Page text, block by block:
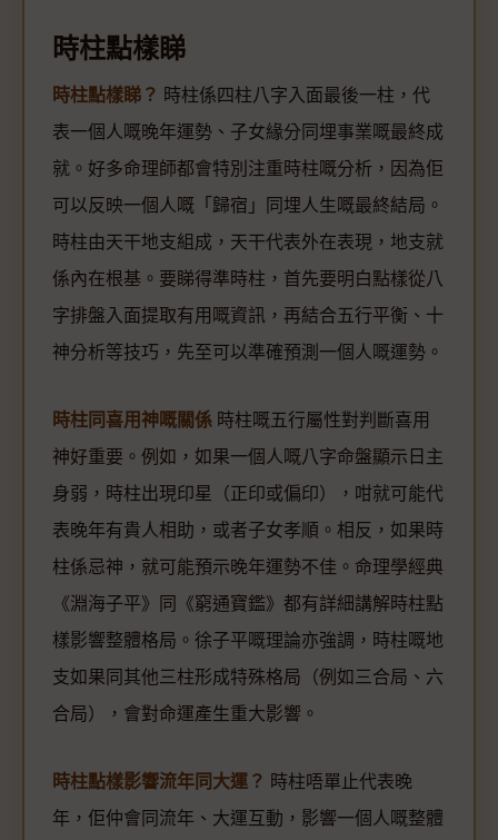
時柱點樣睇
時柱點樣睇？ 時柱係四柱八字入面最後一柱，代
表一個人嘅晚年運勢、子女緣分同埋事業嘅最終成
就。好多命理師都會特別注重時柱嘅分析，因為佢
可以反映一個人嘅「歸宿」同埋人生嘅最終結局。
時柱由天干地支組成，天干代表外在表現，地支就
係內在根基。要睇得準時柱，首先要明白點樣從八
字排盤入面提取有用嘅資訊，再結合五行平衡、十
神分析等技巧，先至可以準確預測一個人嘅運勢。
時柱同喜用神嘅關係 時柱嘅五行屬性對判斷喜用
神好重要。例如，如果一個人嘅八字命盤顯示日主
身弱，時柱出現印星（正印或偏印），咁就可能代
表晚年有貴人相助，或者子女孝順。相反，如果時
柱係忌神，就可能預示晚年運勢不佳。命理學經典
《淵海子平》同《窮通寶鑑》都有詳細講解時柱點
樣影響整體格局。徐子平嘅理論亦強調，時柱嘅地
支如果同其他三柱形成特殊格局（例如三合局、六
合局），會對命運產生重大影響。
時柱點樣影響流年同大運？ 時柱唔單止代表晚
年，佢仲會同流年、大運互動，影響一個人嘅整體